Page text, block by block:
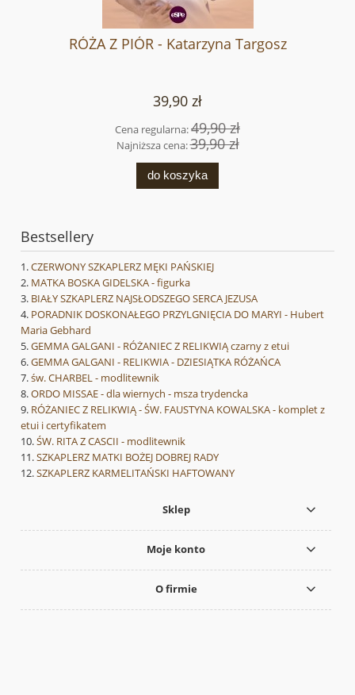
RÓŻA Z PIÓR - Katarzyna Targosz
39,90 zł
Cena regularna:49,90 zł
Najniższa cena:39,90 zł
do koszyka
Bestsellery
CZERWONY SZKAPLERZ MĘKI PAŃSKIEJ
MATKA BOSKA GIDELSKA - figurka
BIAŁY SZKAPLERZ NAJSŁODSZEGO SERCA JEZUSA
PORADNIK DOSKONAŁEGO PRZYLGNIĘCIA DO MARYI - Hubert
Maria Gebhard
GEMMA GALGANI - RÓŻANIEC Z RELIKWIĄ czarny z etui
GEMMA GALGANI - RELIKWIA - DZIESIĄTKA RÓŻAŃCA
św. CHARBEL - modlitewnik
ORDO MISSAE - dla wiernych - msza trydencka
RÓŻANIEC Z RELIKWIĄ - ŚW. FAUSTYNA KOWALSKA - komplet z
etui i certyfikatem
ŚW. RITA Z CASCII - modlitewnik
SZKAPLERZ MATKI BOŻEJ DOBREJ RADY
SZKAPLERZ KARMELITAŃSKI HAFTOWANY
Sklep
Moje konto
O firmie